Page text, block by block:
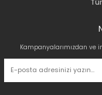
Kampanyalarımızdan